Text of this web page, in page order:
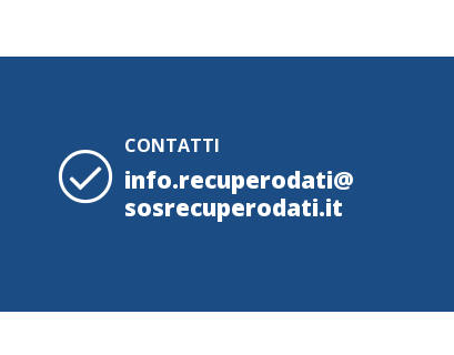
CONTATTI
info.recuperodati@
sosrecuperodati.it